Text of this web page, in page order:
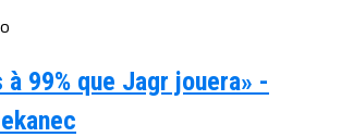
99% que Jagr jouera» -